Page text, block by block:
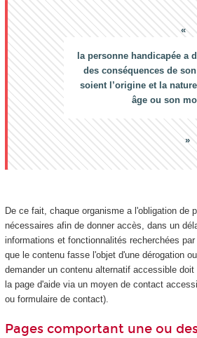
la personne handicapée a
des conséquences de
soient l’origine et la
âge ou son
De ce fait, chaque organisme a l'obligation de
nécessaires afin de donner accès, dans un
informations et fonctionnalités recherchées par
que le contenu fasse l'objet d'une dérogation
demander un contenu alternatif accessible
la page d'aide via un moyen de contact
ou formulaire de contact).
Pages comportant une ou